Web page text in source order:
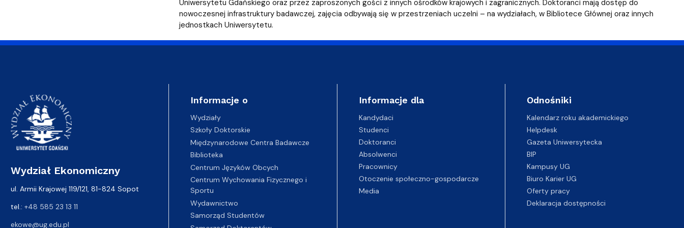
Uniwersytetu Gdańskiego oraz przez zaproszonych gości z innych ośrodków krajowych i zagranicznych. Doktoranci mają dostęp do
nowoczesnej infrastruktury badawczej, zajęcia odbywają się w przestrzeniach uczelni – na wydziałach, w Bibliotece Głównej oraz innych
jednostkach Uniwersytetu.
Wydział Ekonomiczny
ul. Armii Krajowej 119/121, 81-824 Sopot
tel.: +48 585 23 13 11
ekowe@ug.edu.pl
Informacje o
Wydziały
Szkoły Doktorskie
Międzynarodowe Centra Badawcze
Biblioteka
Centrum Języków Obcych
Centrum Wychowania Fizycznego i
Sportu
Wydawnictwo
Samorząd Studentów
Informacje dla
Kandydaci
Studenci
Doktoranci
Absolwenci
Pracownicy
Otoczenie społeczno-gospodarcze
Media
Odnośniki
Kalendarz roku akademickiego
Helpdesk
Gazeta Uniwersytecka
BIP
Kampusy UG
Biuro Karier UG
Oferty pracy
Deklaracja dostępności